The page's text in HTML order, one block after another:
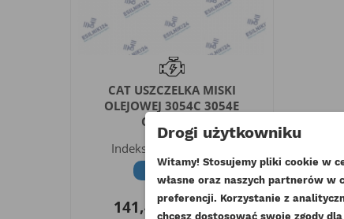
CAT USZCZELKA MISKI
OLEJOWEJ 3054C 3054E
ORYGINAŁ
Indeks
Dostępny
141,45 złBrutto
Drogi użytkowniku
Witamy! Stosujemy pliki cookie w
własne oraz naszych partnerów w
preferencji. Korzystanie z
chcesz dostosować swoje zgody